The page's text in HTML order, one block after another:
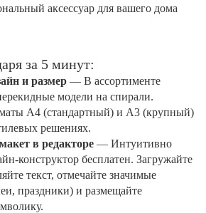
аксессуар для вашего дома
за 5 минут:
и размер — В ассортименте
модели на спирали.
А4 (стандартный) и А3 (крупный)
решениях.
в редакторе — Интуитивно
конструктор бесплатен. Загружайте
текст, отмечайте значимые
праздники) и размещайте